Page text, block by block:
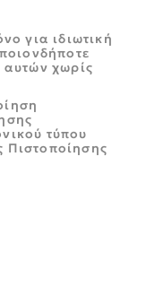
για ιδιωτική
αυτών χωρίς
τύπου
Πιστοποίησης